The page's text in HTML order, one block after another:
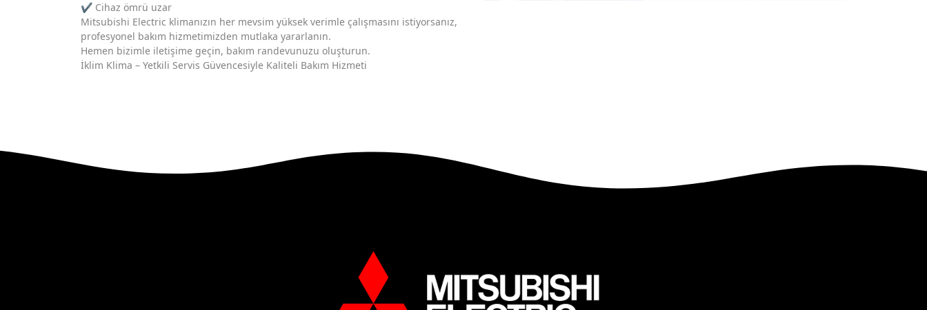
✔️ Cihaz ömrü uzar
Mitsubishi Electric klimanızın her mevsim yüksek verimle çalışmasını istiyorsanız,
profesyonel bakım hizmetimizden mutlaka yararlanın.
Hemen bizimle iletişime geçin, bakım randevunuzu oluşturun.
İklim Klima – Yetkili Servis Güvencesiyle Kaliteli Bakım Hizmeti